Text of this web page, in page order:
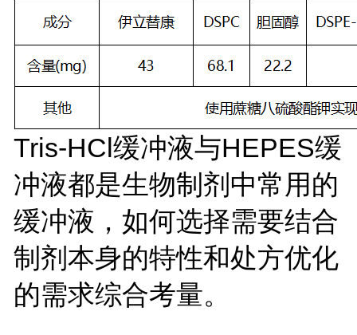
Tris-HCl缓冲液与HEPES缓
冲液都是生物制剂中常用的
缓冲液，如何选择需要结合
制剂本身的特性和处方优化
的需求综合考量。